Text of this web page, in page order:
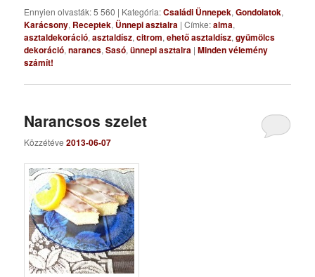
Ennyien olvasták: 5 560 | Kategória:Családi Ünnepek,Gondolatok,
Karácsony, Receptek, Ünnepi asztalra |Címke:alma,
asztaldekoráció,asztaldísz,citrom,ehető asztaldísz,gyümölcs
dekoráció,narancs,Sasó,ünnepi asztalra |Minden vélemény
számít!
Narancsos szelet
Közzétéve2013-06-07